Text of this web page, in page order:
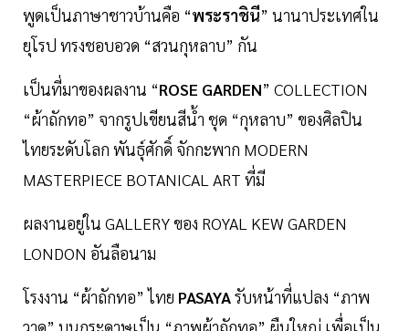
พูดเป็นภาษาชาวบ้านคือ “พระราชินี” นานาประเทศใน
ยุโรป ทรงชอบอวด “สวนกุหลาบ” กัน
เป็นที่มาของผลงาน “ROSE GARDEN” COLLECTION
“ผ้าถักทอ” จากรูปเขียนสีน้ำ ชุด “กุหลาบ” ของศิลปิน
ไทยระดับโลก พันธุ์ศักดิ์ จักกะพาก MODERN
MASTERPIECE BOTANICAL ART ที่มี
ผลงานอยู่ใน GALLERY ของ ROYAL KEW GARDEN
LONDON อันลือนาม
โรงงาน “ผ้าถักทอ” ไทย PASAYAรับหน้าที่แปลง “ภาพ
วาด” บนกระดาษเป็น “ภาพผ้าถักทอ” ผืนใหญ่ เพื่อเป็น